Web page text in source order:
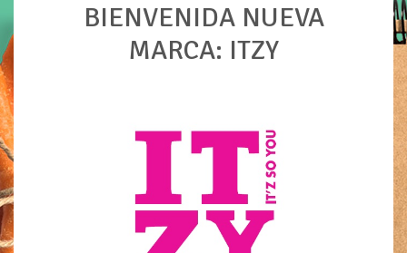
BIENVENIDA NUEVA
MARCA: ITZY